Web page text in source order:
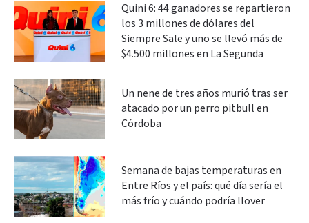
Quini 6: 44 ganadores se repartieron
los 3 millones de dólares del
Siempre Sale y uno se llevó más de
$4.500 millones en La Segunda
Un nene de tres años murió tras ser
atacado por un perro pitbull en
Córdoba
Semana de bajas temperaturas en
Entre Ríos y el país: qué día sería el
más frío y cuándo podría llover